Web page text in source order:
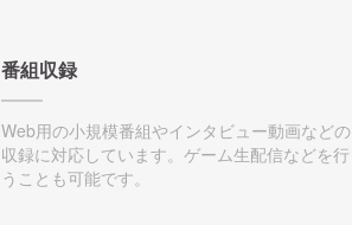
番組収録
Web用の小規模番組やインタビュー動画などの
収録に対応しています。ゲーム生配信などを行
うことも可能です。